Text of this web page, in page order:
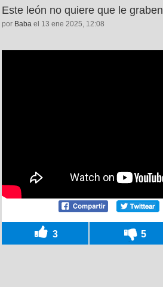
Este león no quiere que le graben
por Baba el 13 ene 2025, 12:08
3 5